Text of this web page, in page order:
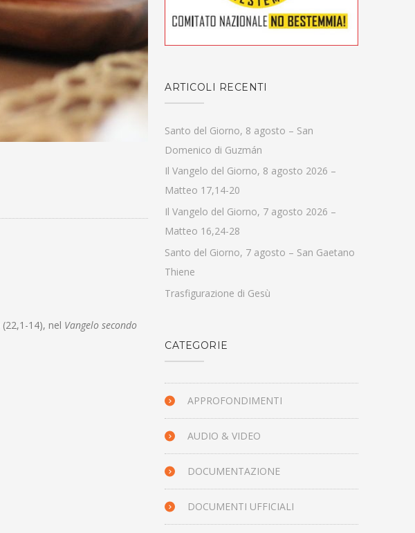
(22,1-14), nel Vangelo secondo
ARTICOLI RECENTI
Santo del Giorno, 8 agosto – San
Domenico di Guzmán
Il Vangelo del Giorno, 8 agosto 2026 –
Matteo 17,14-20
Il Vangelo del Giorno, 7 agosto 2026 –
Matteo 16,24-28
Santo del Giorno, 7 agosto – San Gaetano
Thiene
Trasfigurazione di Gesù
CATEGORIE
APPROFONDIMENTI
AUDIO & VIDEO
DOCUMENTAZIONE
DOCUMENTI UFFICIALI